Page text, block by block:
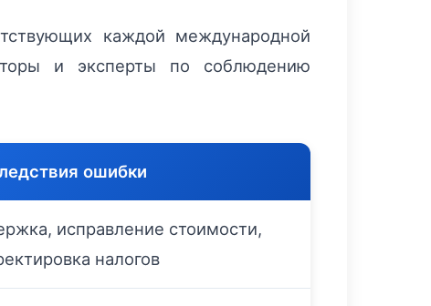
каждой международной
и эксперты по соблюдению
ошибки
исправление стоимости,
налогов